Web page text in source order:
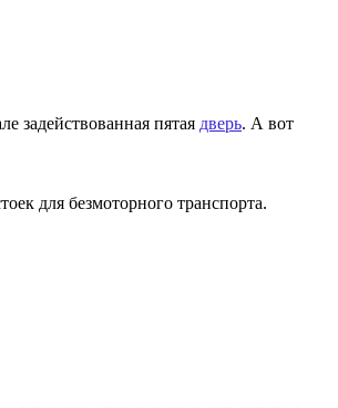
задействованная пятая дверь. А вот
для безмоторного транспорта.